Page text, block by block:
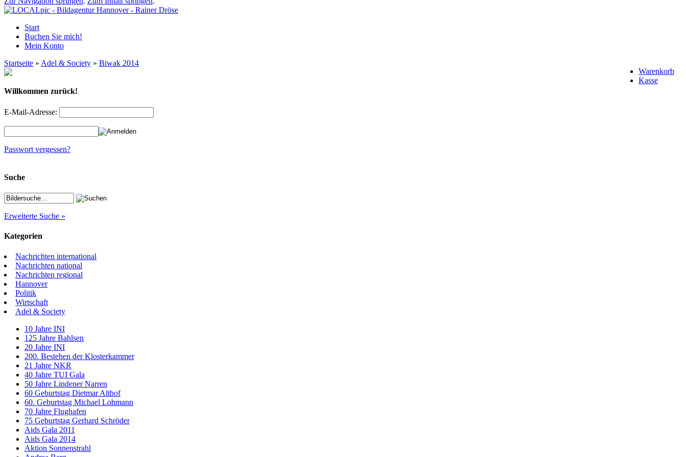
Start
Buchen Sie mich!
Mein Konto
Warenkorb
Kasse
Startseite » Adel & Society » Biwak 2014
Willkommen zurück!
E-Mail-Adresse:
Passwort vergessen?
Suche
Erweiterte Suche »
Kategorien
Nachrichten international
Nachrichten national
Nachrichten regional
Hannover
Politik
Wirtschaft
Adel & Society
10 Jahre INI
125 Jahre Bahlsen
20 Jahre INI
200. Bestehen der Klosterkammer
21 Jahre NKR
40 Jahre TUI Gala
50 Jahre Lindener Narren
60 Geburtstag Dietmar Althof
60. Geburtstag Michael Lohmann
70 Jahre Flughafen
75 Geburtstag Gerhard Schröder
Aids Gala 2011
Aids Gala 2014
Aktion Sonnenstrahl